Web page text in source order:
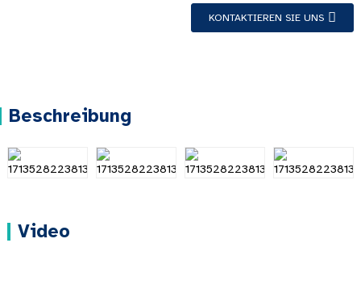
KONTAKTIEREN SIE UNS
Beschreibung
Video